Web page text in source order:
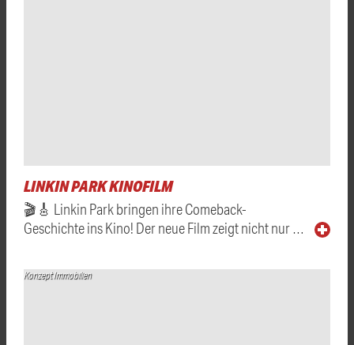
LINKIN PARK KINOFILM
🎬🎸 Linkin Park bringen ihre Comeback-
Geschichte ins Kino! Der neue Film zeigt nicht nur …
Konzept Immobilien